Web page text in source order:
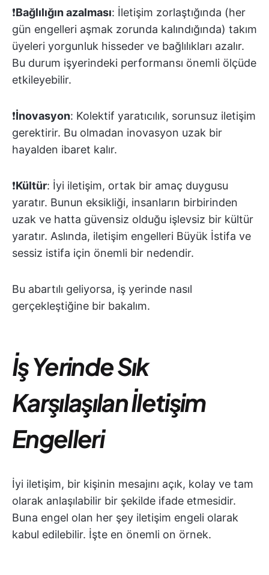
❗️Bağlılığın azalması: İletişim zorlaştığında (her
gün engelleri aşmak zorunda kalındığında) takım
üyeleri yorgunluk hisseder ve bağlılıkları azalır.
Bu durum işyerindeki performansı önemli ölçüde
etkileyebilir.
❗️İnovasyon: Kolektif yaratıcılık, sorunsuz iletişim
gerektirir. Bu olmadan inovasyon uzak bir
hayalden ibaret kalır.
❗️Kültür: İyi iletişim, ortak bir amaç duygusu
yaratır. Bunun eksikliği, insanların birbirinden
uzak ve hatta güvensiz olduğu işlevsiz bir kültür
yaratır. Aslında, iletişim engelleri Büyük İstifa ve
sessiz istifa için önemli bir nedendir.
Bu abartılı geliyorsa, iş yerinde nasıl
gerçekleştiğine bir bakalım.
İş Yerinde Sık
Karşılaşılan İletişim
Engelleri
İyi iletişim, bir kişinin mesajını açık, kolay ve tam
olarak anlaşılabilir bir şekilde ifade etmesidir.
Buna engel olan her şey iletişim engeli olarak
kabul edilebilir. İşte en önemli on örnek.